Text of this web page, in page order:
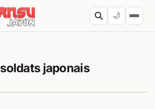
🌙
soldats japonais